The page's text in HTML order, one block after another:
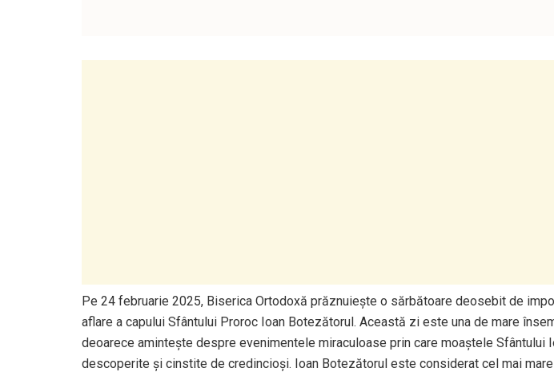
Pe 24 februarie 2025, Biserica Ortodoxă prăznuiește o sărbătoare deosebit de
aflare a capului Sfântului Proroc Ioan Botezătorul. Această zi este una de mare
deoarece amintește despre evenimentele miraculoase prin care moaștele Sfântului
descoperite și cinstite de credincioși. Ioan Botezătorul este considerat cel mai